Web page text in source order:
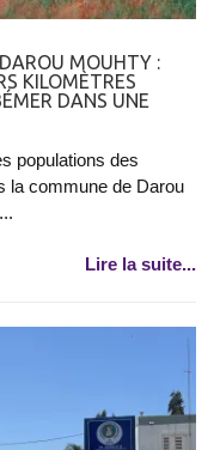
MOUHTY :
KILOMÈTRES
DANS UNE
populations des
la commune de Darou
Lire la suite...